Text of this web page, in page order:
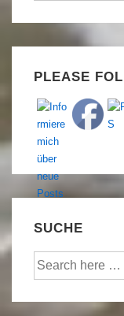
PLEASE
SUCHE
Suche